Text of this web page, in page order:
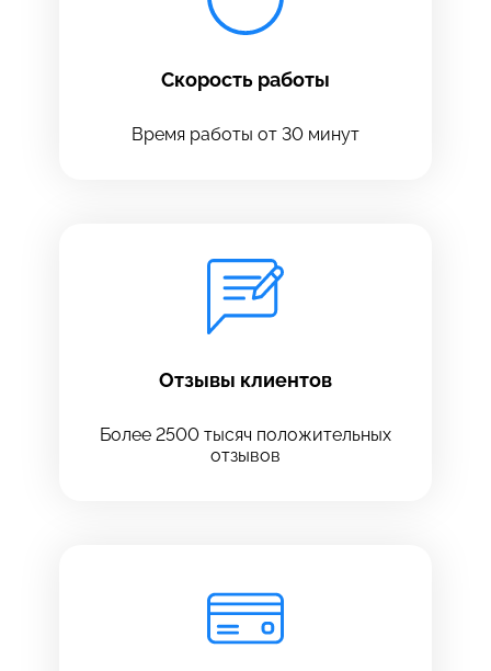
Скорость работы
Время работы от 30 минут
Отзывы клиентов
Более 2500 тысяч положительных
отзывов